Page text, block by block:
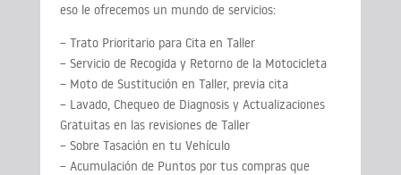
eso le ofrecemos un mundo de servicios:
– Trato Prioritario para Cita en Taller
– Servicio de Recogida y Retorno de la Motocicleta
– Moto de Sustitución en Taller, previa cita
– Lavado, Chequeo de Diagnosis y Actualizaciones
Gratuitas en las revisiones de Taller
– Sobre Tasación en tu Vehículo
– Acumulación de Puntos por tus compras que